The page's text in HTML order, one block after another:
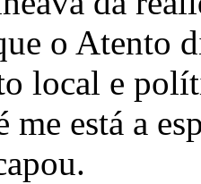
o Atento
local e
me está a